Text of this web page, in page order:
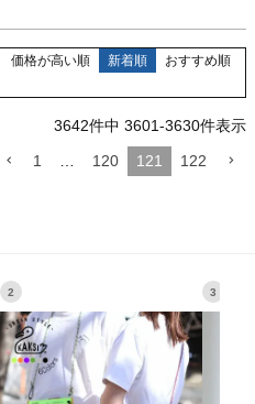
価格が高い順 新着順
おすすめ順
3642件中 3601-3630件表示
1
… 120 121 122
2 3